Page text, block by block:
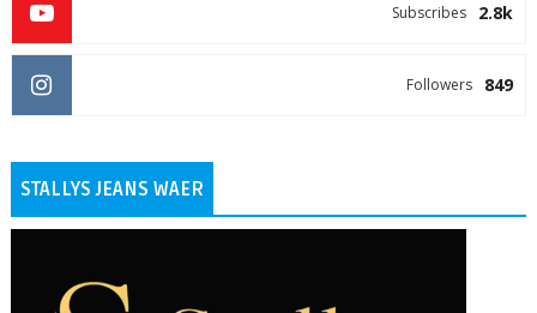
2.8k
Subscribes
849
Followers
STALLYS JEANS WAER